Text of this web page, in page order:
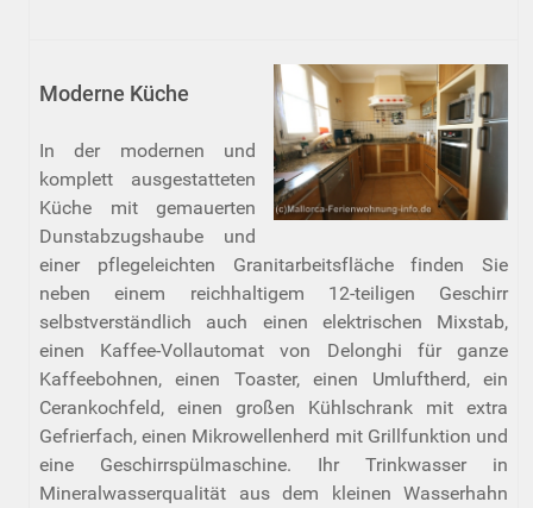
Moderne Küche
In der modernen und
komplett ausgestatteten
Küche mit gemauerten
Dunstabzugshaube und
einer pflegeleichten Granitarbeitsfläche finden Sie
neben einem reichhaltigem 12-teiligen Geschirr
selbstverständlich auch einen elektrischen Mixstab,
einen Kaffee-Vollautomat von Delonghi für ganze
Kaffeebohnen, einen Toaster, einen Umluftherd, ein
Cerankochfeld, einen großen Kühlschrank mit extra
Gefrierfach, einen Mikrowellenherd mit Grillfunktion und
eine Geschirrspülmaschine. Ihr Trinkwasser in
Mineralwasserqualität aus dem kleinen Wasserhahn